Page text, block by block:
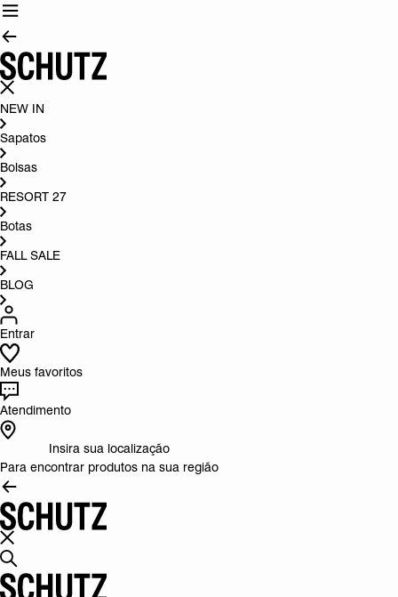
NEW IN
Sapatos
Bolsas
RESORT 27
Botas
FALL SALE
BLOG
Entrar
Meus favoritos
Atendimento
Insira sua localização
Para encontrar produtos na sua região